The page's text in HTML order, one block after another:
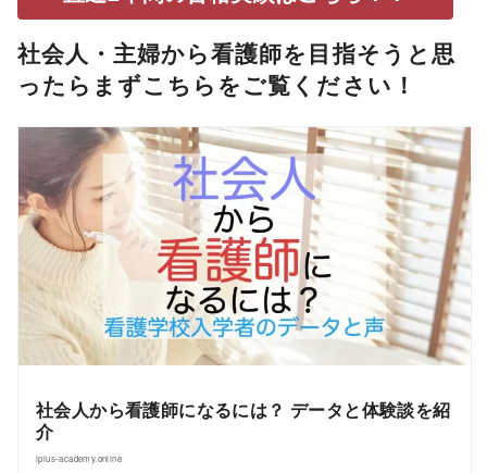
社会人・主婦から看護師を目指そうと思
ったらまずこちらをご覧ください！
社会人から看護師になるには？ データと体験談を紹
介
iplus-academy.online